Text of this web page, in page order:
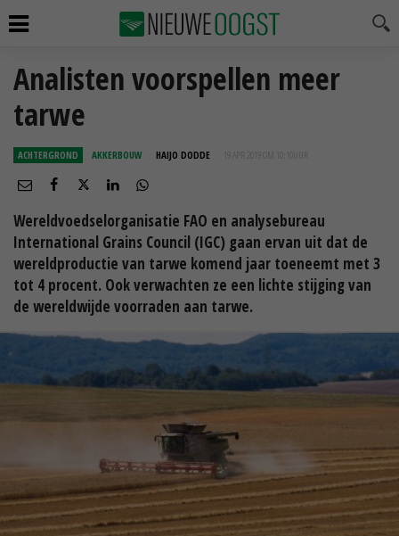
Analisten voorspellen meer
tarwe
ACHTERGROND AKKERBOUW HAIJO DODDE 19 APR 2019 OM 10:10
Wereldvoedselorganisatie FAO en analysebureau
International Grains Council (IGC) gaan ervan uit dat de
wereldproductie van tarwe komend jaar toeneemt met 3
tot 4 procent. Ook verwachten ze een lichte stijging van
de wereldwijde voorraden aan tarwe.